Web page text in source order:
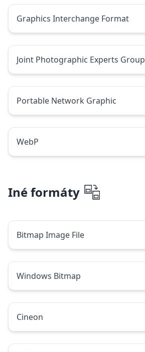
Graphics Interchange Format
Joint Photographic Experts Group
Portable Network Graphic
WebP
Iné formáty
Bitmap Image File
Windows Bitmap
Cineon